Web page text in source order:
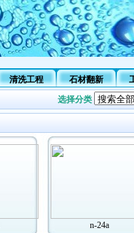
清洗工程 石材翻新
选择分类
n-24a